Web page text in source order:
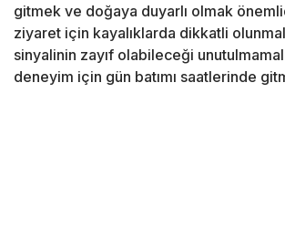
gitmek ve doğaya duyarlı olmak
ziyaret için kayalıklarda dikkatli
sinyalinin zayıf olabileceği
deneyim için gün batımı saatlerinde